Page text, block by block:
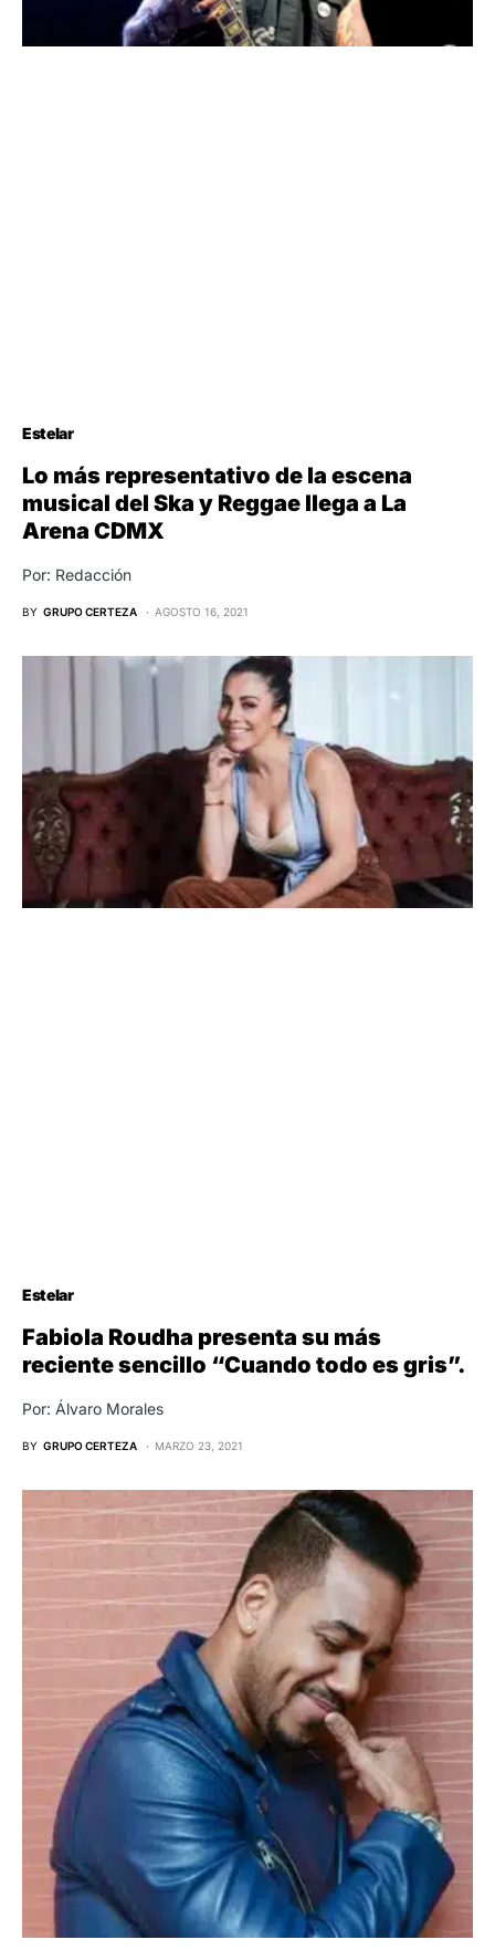
Estelar
Lo más representativo de la escena
musical del Ska y Reggae llega a La
Arena CDMX
Por: Redacción
BY GRUPO CERTEZA AGOSTO 16, 2021
Estelar
Fabiola Roudha presenta su más
reciente sencillo “Cuando todo es gris”.
Por: Álvaro Morales
BY GRUPO CERTEZA MARZO 23, 2021